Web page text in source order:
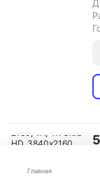
Главная